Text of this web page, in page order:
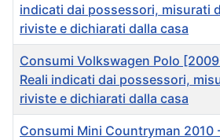
indicati dai possessori, misurati
riviste e dichiarati dalla casa
Consumi Volkswagen Polo
Reali indicati dai possessori,
riviste e dichiarati dalla casa
Consumi Mini Countryman 2010